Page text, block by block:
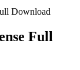
Download
Full